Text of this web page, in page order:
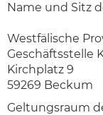
Name und Sitz
Westfälische
Geschäftsstelle
Kirchplatz 9
59269 Beckum
Geltungsraum